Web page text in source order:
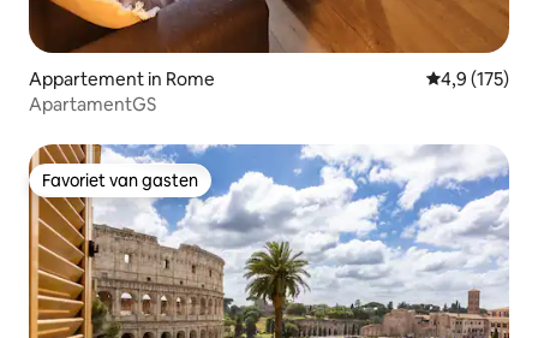
Appartement in Rome Gemiddelde
4,9 (175)
ApartamentGS
Favoriet van gasten
Favoriet van gasten